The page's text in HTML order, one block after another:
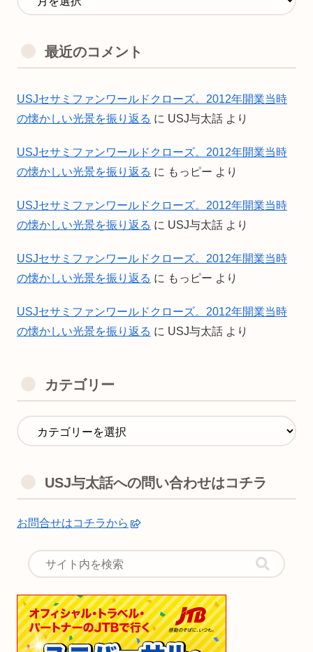
最近のコメント
USJセサミファンワールドクローズ。2012年開業当時
の懐かしい光景を振り返る に USJ与太話 より
USJセサミファンワールドクローズ。2012年開業当時
の懐かしい光景を振り返る に もっピー より
USJセサミファンワールドクローズ。2012年開業当時
の懐かしい光景を振り返る に USJ与太話 より
USJセサミファンワールドクローズ。2012年開業当時
の懐かしい光景を振り返る に もっピー より
USJセサミファンワールドクローズ。2012年開業当時
の懐かしい光景を振り返る に USJ与太話 より
カテゴリー
USJ与太話への問い合わせはコチラ
お問合せはコチラから